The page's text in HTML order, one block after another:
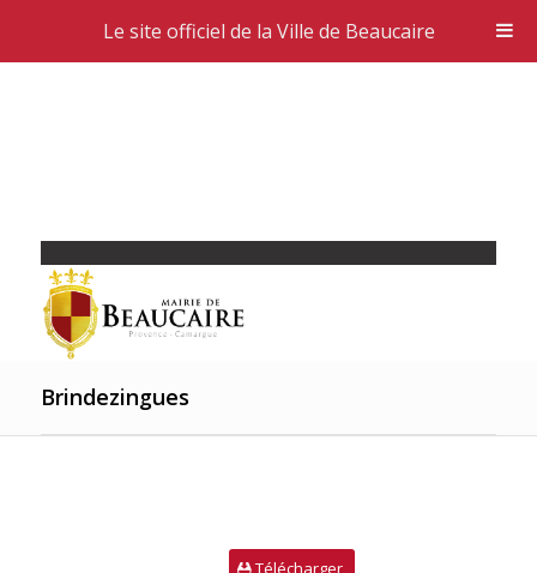
Brindezingues
Télécharger
Le site officiel de la Ville de Beaucaire